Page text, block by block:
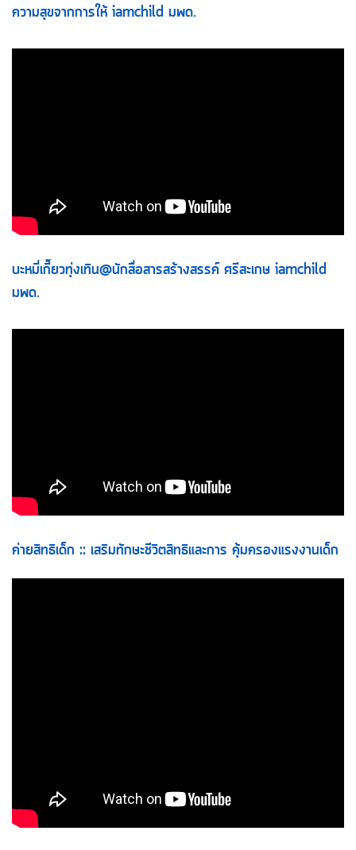
ความสุขจากการให้ iamchild มพด.
บะหมี่เกี๊ยวทุ่งเทิน@นักสื่อสารสร้างสรรค์ ศรีสะเกษ iamchild
มพด.
ค่ายสิทธิเด็ก :: เสริมทักษะชีวิตสิทธิและการ คุ้มครองแรงงานเด็ก